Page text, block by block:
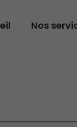
Nos